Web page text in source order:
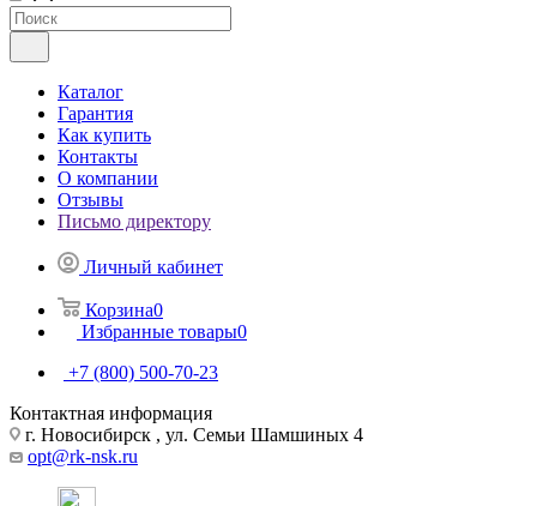
Каталог
Гарантия
Как купить
Контакты
О компании
Отзывы
Письмо директору
Личный кабинет
Корзина0
Избранные товары0
+7 (800) 500-70-23
Контактная информация
г. Новосибирск , ул. Семьи Шамшиных 4
opt@rk-nsk.ru